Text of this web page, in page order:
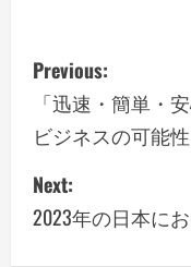
P
o
s
t
n
Previous:
「迅速・簡単・
ビジネスの可能
Next:
2023年の日本に